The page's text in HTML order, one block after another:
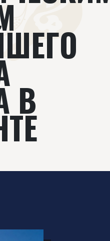
Видеолекторий
В